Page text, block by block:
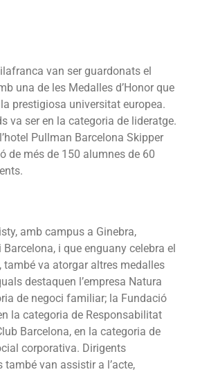
van ser guardonats el
una de les Medalles d’Honor que
prestigiosa universitat europea.
va ser en la categoria de lideratge.
Pullman Barcelona Skipper
de més de 150 alumnes de 60
amb campus a Ginebra,
i que enguany celebra el
també va atorgar altres medalles
destaquen l’empresa Natura
de negoci familiar; la Fundació
la categoria de Responsabilitat
Barcelona, en la categoria de
corporativa. Dirigents
també van assistir a l’acte,